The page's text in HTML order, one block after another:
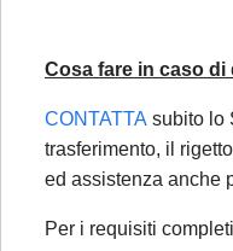
Cosa fare in caso
CONTATTA subito lo
trasferimento, il
ed assistenza anche
Per i requisiti